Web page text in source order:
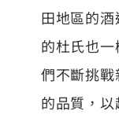
田地區的
的杜氏也
們不斷挑
的品質，